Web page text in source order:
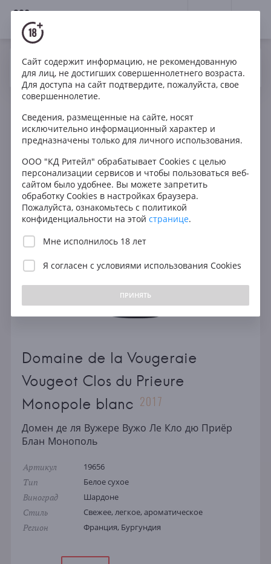
18+
Ваш город Москва ? Да
Вино Белое Сухое
Франция
Domaine de la Vougeraie Vougeot Clos du Prieure
Monopole blanc
Domaine de la Vougeraie
Vougeot Clos du Prieure
Monopole blanc 2017
Домен де ля Вужере Вужо Ле Кло дю Приёр
Блан Монополь
Артикул 19656
Тип Белое сухое
Виноград Шардоне
Стиль Свежее, легкое, ароматическое
Регион Франция, Бургундия
Сайт содержит информацию, не рекомендованную
для лиц, не достигших совершеннолетнего возраста.
Для доступа на сайт подтвердите, пожалуйста, свое
совершеннолетие.
Сведения, размещенные на сайте, носят
исключительно информационный характер и
предназначены только для личного использования.
ООО "КД Ритейл" обрабатывает Cookies с целью
персонализации сервисов и чтобы пользоваться веб-
сайтом было удобнее. Вы можете запретить
обработку Cookies в настройках браузера.
Пожалуйста, ознакомьтесь с политикой
конфиденциальности на этой странице.
Мне исполнилось 18 лет
Я согласен с условиями использования Cookies
ПРИНЯТЬ